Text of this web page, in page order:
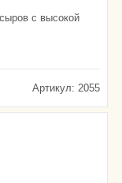
с высокой
Артикул: 2055